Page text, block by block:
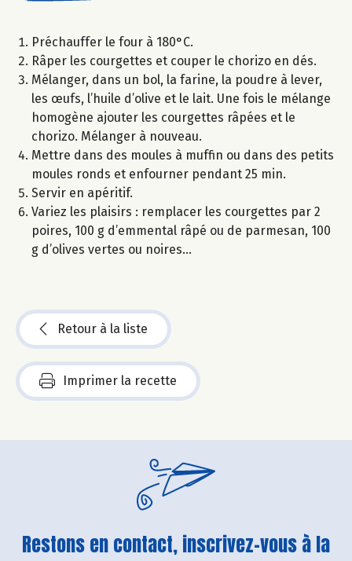
Préchauffer le four à 180°C.
Râper les courgettes et couper le chorizo en dés.
Mélanger, dans un bol, la farine, la poudre à lever,
les œufs, l’huile d’olive et le lait. Une fois le mélange
homogène ajouter les courgettes râpées et le
chorizo. Mélanger à nouveau.
Mettre dans des moules à muffin ou dans des petits
moules ronds et enfourner pendant 25 min.
Servir en apéritif.
Variez les plaisirs : remplacer les courgettes par 2
poires, 100 g d’emmental râpé ou de parmesan, 100
g d’olives vertes ou noires…
Retour à la liste
Imprimer la recette
Restons en contact, inscrivez-vous à la